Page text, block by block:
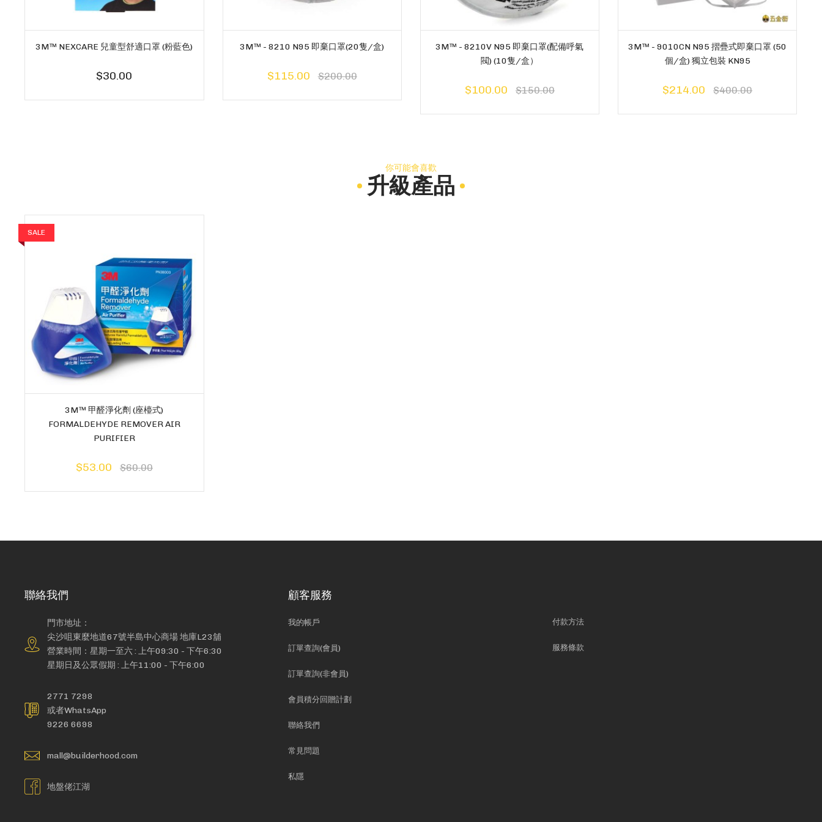
3M™ NEXCARE 兒童型舒適口罩 (粉藍色)
$30.00
3M™ - 8210 N95 即棄口罩(20隻/盒)
$115.00 $200.00
3M™ - 8210V N95 即棄口罩(配備呼氣
閥) (10隻/盒）
$100.00 $150.00
3M™ - 9010CN N95 摺疊式即棄口罩 (50
個/盒) 獨立包裝 KN95
$214.00 $400.00
你可能會喜歡
升級產品
SALE
3M™ 甲醛淨化劑 (座檯式)
FORMALDEHYDE REMOVER AIR
PURIFIER
$53.00 $60.00
聯絡我們
門市地址：
尖沙咀東麼地道67號半島中心商場 地庫L23舖
營業時間：星期一至六 : 上午09:30 - 下午6:30
星期日及公眾假期 : 上午11:00 - 下午6:00
2771 7298
或者WhatsApp
9226 6698
mall@builderhood.com
地盤佬江湖
顧客服務
我的帳戶
訂單查詢(會員)
訂單查詢(非會員)
會員積分回贈計劃
聯絡我們
常見問題
私隱
付款方法
服務條款